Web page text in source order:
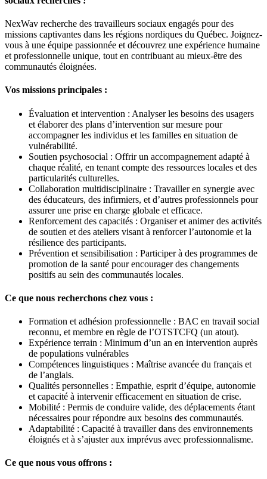
NexWav recherche des travailleurs sociaux engagés pour des
missions captivantes dans les régions nordiques du Québec. Joignez-
vous à une équipe passionnée et découvrez une expérience humaine
et professionnelle unique, tout en contribuant au mieux-être des
communautés éloignées.
Vos missions principales :
Évaluation et intervention : Analyser les besoins des usagers
et élaborer des plans d’intervention sur mesure pour
accompagner les individus et les familles en situation de
vulnérabilité.
Soutien psychosocial : Offrir un accompagnement adapté à
chaque réalité, en tenant compte des ressources locales et des
particularités culturelles.
Collaboration multidisciplinaire : Travailler en synergie avec
des éducateurs, des infirmiers, et d’autres professionnels pour
assurer une prise en charge globale et efficace.
Renforcement des capacités : Organiser et animer des activités
de soutien et des ateliers visant à renforcer l’autonomie et la
résilience des participants.
Prévention et sensibilisation : Participer à des programmes de
promotion de la santé pour encourager des changements
positifs au sein des communautés locales.
Ce que nous recherchons chez vous :
Formation et adhésion professionnelle : BAC en travail social
reconnu, et membre en règle de l’OTSTCFQ (un atout).
Expérience terrain : Minimum d’un an en intervention auprès
de populations vulnérables
Compétences linguistiques : Maîtrise avancée du français et
de l’anglais.
Qualités personnelles : Empathie, esprit d’équipe, autonomie
et capacité à intervenir efficacement en situation de crise.
Mobilité : Permis de conduire valide, des déplacements étant
nécessaires pour répondre aux besoins des communautés.
Adaptabilité : Capacité à travailler dans des environnements
éloignés et à s’ajuster aux imprévus avec professionnalisme.
Ce que nous vous offrons :